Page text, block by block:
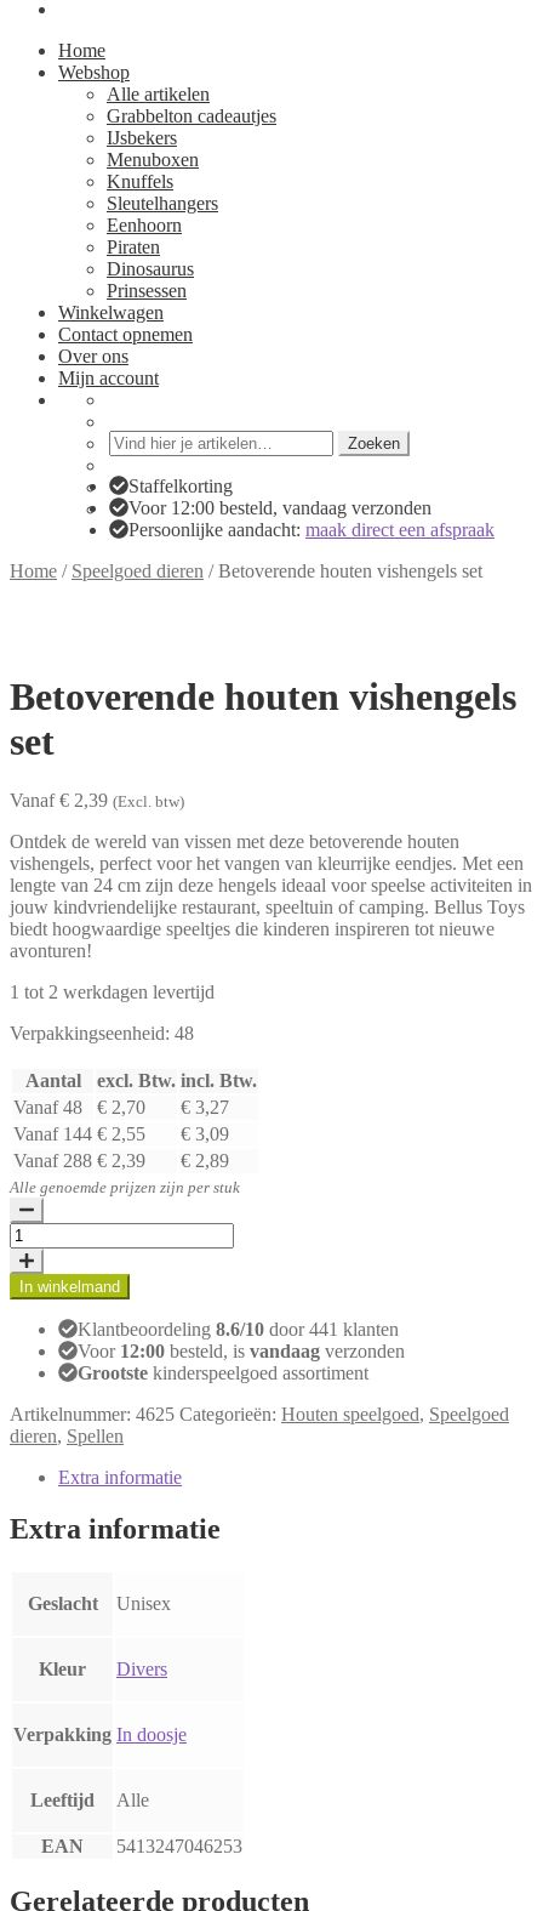
Home
Webshop
Alle artikelen
Grabbelton cadeautjes
IJsbekers
Menuboxen
Knuffels
Sleutelhangers
Eenhoorn
Piraten
Dinosaurus
Prinsessen
Winkelwagen
Contact opnemen
Over ons
Mijn account
Zoeken
naar:
Zoeken
Staffelkorting
Voor 12:00 besteld, vandaag verzonden
Persoonlijke aandacht: maak direct een afspraak
Home / Speelgoed dieren /Betoverende houten vishengels set
Betoverende houten vishengels
set
Vanaf € 2,39 (Excl. btw)
Ontdek de wereld van vissen met deze betoverende houten
vishengels, perfect voor het vangen van kleurrijke eendjes. Met een
lengte van 24 cm zijn deze hengels ideaal voor speelse activiteiten in
jouw kindvriendelijke restaurant, speeltuin of camping. Bellus Toys
biedt hoogwaardige speeltjes die kinderen inspireren tot nieuwe
avonturen!
1 tot 2 werkdagen levertijd
Verpakkingseenheid: 48
Aantal excl. Btw. incl. Btw.
Vanaf 48
€ 2,70
€ 3,27
Vanaf 144 € 2,55
€ 3,09
Vanaf 288 € 2,39 € 2,89
Alle genoemde prijzen zijn per stuk
Betoverende
houten
vishengels
set
In winkelmand
Klantbeoordeling 8.6/10 door 441 klanten
Voor 12:00 besteld, is vandaag verzonden
Grootste kinderspeelgoed assortiment
Artikelnummer: 4625 Categorieën: Houten speelgoed, Speelgoed
dieren, Spellen
Extra informatie
Extra informatie
Geslacht Unisex
Kleur Divers
Verpakking In doosje
Leeftijd Alle
EAN 5413247046253
Gerelateerde producten